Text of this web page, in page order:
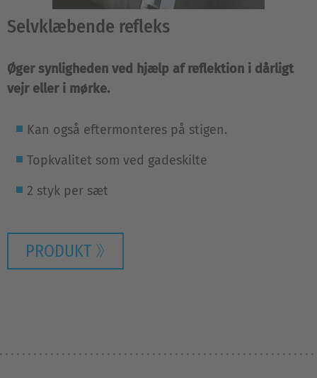
Selvklæbende refleks
Øger synligheden ved hjælp af reflektion i dårligt
vejr eller i mørke.
Kan også eftermonteres på stigen.
Topkvalitet som ved gadeskilte
2 styk per sæt
PRODUKT